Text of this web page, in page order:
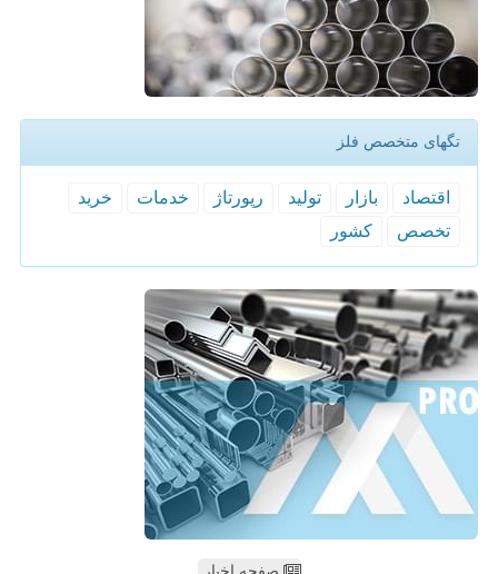
تگهای متخصص فلز
اقتصاد بازار تولید رپورتاژ خدمات
خرید
تخصص
كشور